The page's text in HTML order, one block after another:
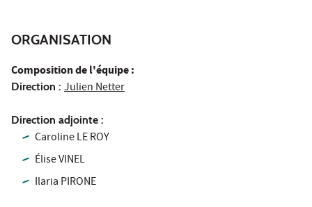
ORGANISATION
Composition de l'équipe :
Direction : Julien Netter
Direction adjointe :
Caroline LE ROY
Élise VINEL
Ilaria PIRONE